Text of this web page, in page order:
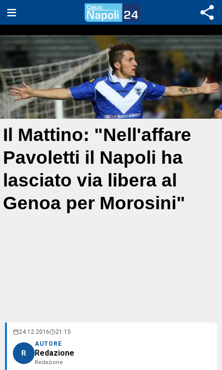
Il Mattino: "Nell'affare
Pavoletti il Napoli ha
lasciato via libera al
Genoa per Morosini"
24.12.2016 21:15
R
AUTORE
Redazione
Redazione